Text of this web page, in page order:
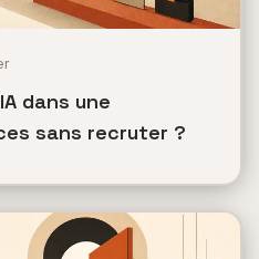
dans une
sans recruter ?